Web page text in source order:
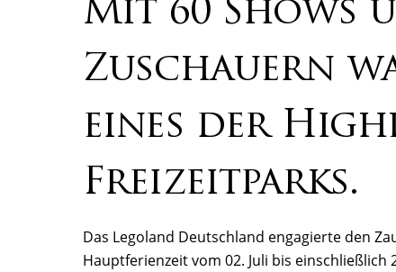
Mit 60 Shows
Zuschauern
eines der
Freizeitparks.
Das Legoland Deutschland engagierte den
Hauptferienzeit vom 02. Juli bis